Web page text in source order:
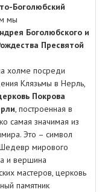
Боголюбский
мы
Боголюбского и
Пресвятой
холме посреди
Клязьмы в Нерль,
Покрова
, построенная в
самая значимая из
Это – символ
мирового
и вершина
мастеров, церковь
памятник